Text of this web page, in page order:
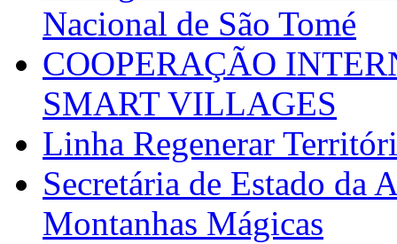
Nacional de São Tomé
COOPERAÇÃO
SMART VILLAGES
Linha Regenerar
Secretária de Estado da
Montanhas Mágicas